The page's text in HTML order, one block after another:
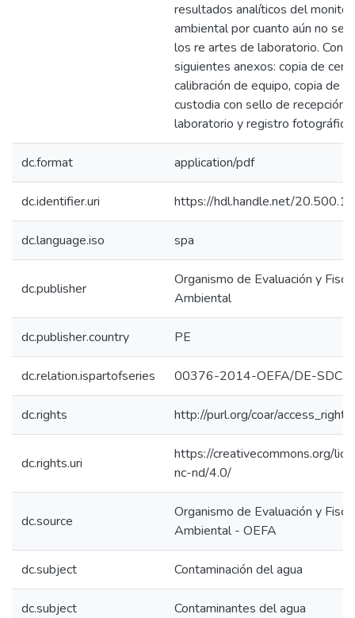
resultados analíticos del
ambiental por cuanto aún no se
los re artes de laboratorio.
siguientes anexos: copia de
calibración de equipo, copia de
custodia con sello de recepción
laboratorio y registro fotográfico.
dc.format application/pdf
dc.identifier.uri https://hdl.handle.net/
dc.language.iso spa
dc.publisher
Organismo de Evaluación y
Ambiental
dc.publisher.country PE
dc.relation.ispartofseries 00376-2014-OEFA/DE-SDCA
dc.rights http://purl.org/coar/access_right/
dc.rights.uri
https://creativecommons.org/
nc-nd/4.0/
dc.source
Organismo de Evaluación y
Ambiental - OEFA
dc.subject Contaminación del agua
dc.subject Contaminantes del agua